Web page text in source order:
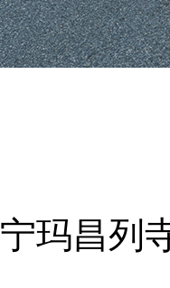
宁玛昌列